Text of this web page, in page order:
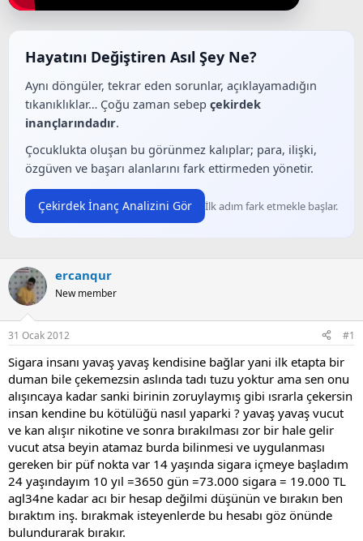
a
n
a
h
i
Hayatını Değiştiren Asıl Şey Ne?
Aynı döngüler, tekrar eden sorunlar, açıklayamadığın
tıkanıklıklar… Çoğu zaman sebep çekirdek
inançlarındadır.
Çocuklukta oluşan bu görünmez kalıplar; para, ilişki,
özgüven ve başarı alanlarını fark ettirmeden yönetir.
Çekirdek İnanç Analizini Gör İlk adım fark etmekle başlar.
ercanqur
New member
31 Ocak 2012 #1
Sigara insanı yavaş yavaş kendisine bağlar yani ilk etapta bir
duman bile çekemezsin aslında tadı tuzu yoktur ama sen onu
alışıncaya kadar sanki birinin zoruylaymış gibi ısrarla çekersin
insan kendine bu kötülüğü nasıl yaparki ? yavaş yavaş vucut
ve kan alışır nikotine ve sonra bırakılması zor bir hale gelir
vucut atsa beyin atamaz burda bilinmesi ve uygulanması
gereken bir püf nokta var 14 yaşında sigara içmeye başladım
24 yaşındayım 10 yıl =3650 gün =73.000 sigara = 19.000 TL
agl34ne kadar acı bir hesap değilmi düşünün ve bırakın ben
bıraktım inş. bırakmak isteyenlerde bu hesabı göz önünde
bulundurarak bırakır.